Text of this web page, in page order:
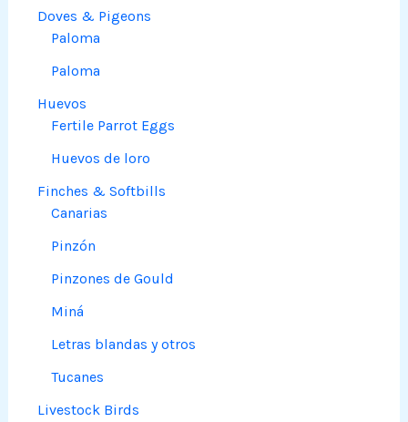
Doves & Pigeons
Paloma
Paloma
Huevos
Fertile Parrot Eggs
Huevos de loro
Finches & Softbills
Canarias
Pinzón
Pinzones de Gould
Miná
Letras blandas y otros
Tucanes
Livestock Birds